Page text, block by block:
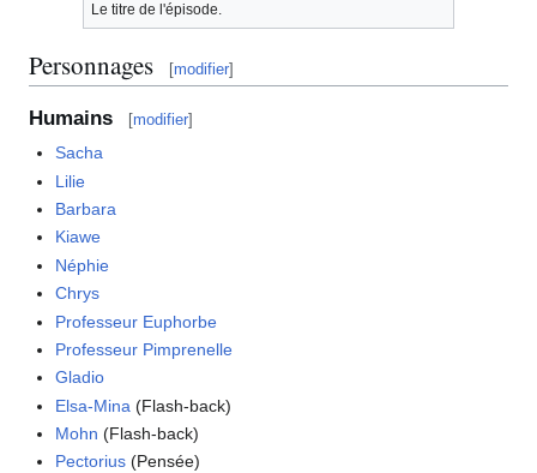
Le titre de l'épisode.
Personnages [modifier]
Humains [modifier]
Sacha
Lilie
Barbara
Kiawe
Néphie
Chrys
Professeur Euphorbe
Professeur Pimprenelle
Gladio
Elsa-Mina (Flash-back)
Mohn (Flash-back)
Pectorius (Pensée)